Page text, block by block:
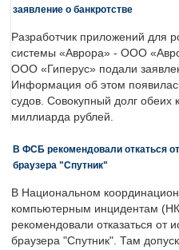
заявление о банкротстве
Разработчик приложений для
системы «Аврора» - ООО
ООО «Гиперус» подали
Информация об этом
судов. Совокупный долг обеих
миллиарда рублей.
В ФСБ рекомендовали откаться
браузера "Спутник"
В Национальном
компьютерным инцидентам
рекомендовали отказаться от
браузера "Спутник". Там